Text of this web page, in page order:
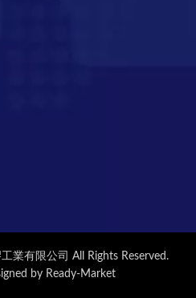
業有限公司 All Rights Reserved.
by Ready-Market